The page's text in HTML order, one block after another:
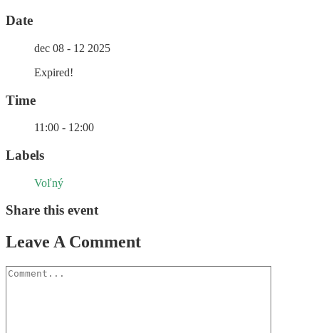
Date
dec 08 - 12 2025
Expired!
Time
11:00 - 12:00
Labels
Voľný
Share this event
Leave A Comment
Comment